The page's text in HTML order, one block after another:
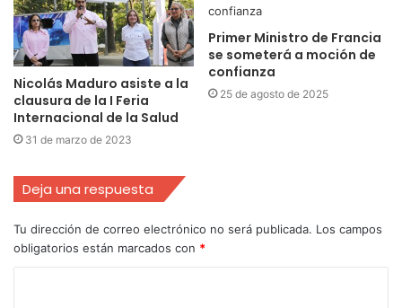
Nicolás Maduro asiste a la
clausura de la I Feria
Internacional de la Salud
31 de marzo de 2023
Primer Ministro de Francia
se someterá a moción de
confianza
25 de agosto de 2025
Deja una respuesta
Tu dirección de correo electrónico no será publicada. Los campos
obligatorios están marcados con *